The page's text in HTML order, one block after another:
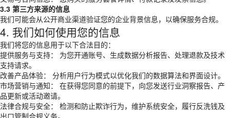
3.3 第三方来源的信息
我们可能会从公开商业渠道验证您的企业背景信息，以确保服务合规。
4. 我们如何使用您的信息
我们将您的信息用于以下合法目的：
提供服务与支持： 为您开通账号、生成数据分析报告、处理退款及技术
支持请求。
改善产品体验： 分析用户行为模式以优化我们的数据算法和界面设计。
市场营销与通知： 在获得您同意的前提下，向您发送行业洞察报告、产
品更新或活动邀请。
法律合规与安全： 检测和防止欺诈行为，维护系统安全，履行反洗钱及